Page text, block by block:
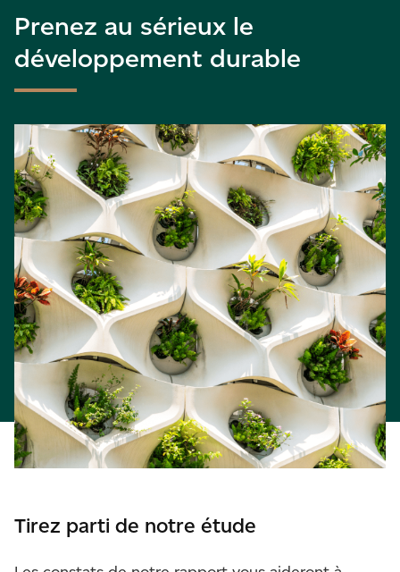
Prenez au sérieux le
développement durable
Tirez parti de notre étude